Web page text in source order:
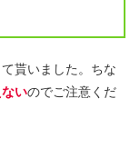
貰いました。ちな
いのでご注意くだ